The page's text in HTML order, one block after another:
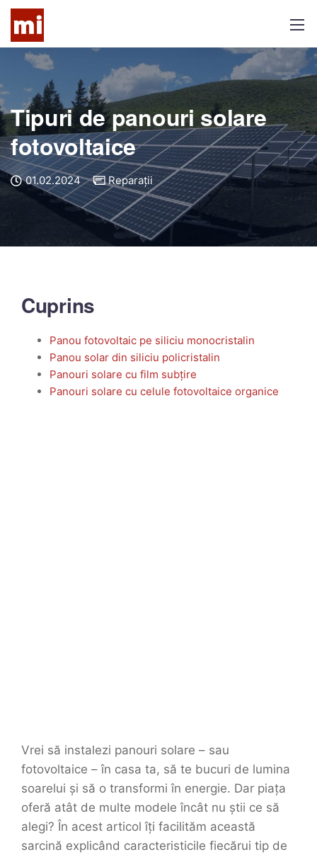
Tipuri de panouri solare
fotovoltaice
01.02.2024 Reparații
Cuprins
Panou fotovoltaic pe siliciu monocristalin
Panou solar din siliciu policristalin
Panouri solare cu film subțire
Panouri solare cu celule fotovoltaice organice
Vrei să instalezi panouri solare – sau
fotovoltaice – în casa ta, să te bucuri de lumina
soarelui și să o transformi în energie. Dar piața
oferă atât de multe modele încât nu știi ce să
alegi? În acest articol îți facilităm această
sarcină explicând caracteristicile fiecărui tip de